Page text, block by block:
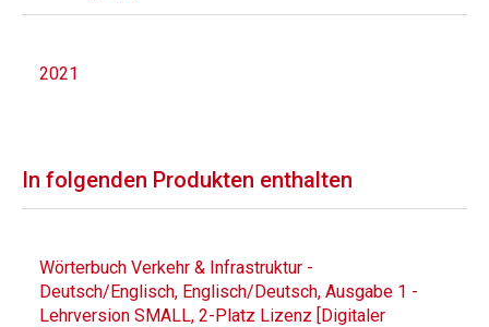
2021
In folgenden Produkten enthalten
Wörterbuch Verkehr & Infrastruktur -
Deutsch/Englisch, Englisch/Deutsch, Ausgabe 1 -
Lehrversion SMALL, 2-Platz Lizenz [Digitaler